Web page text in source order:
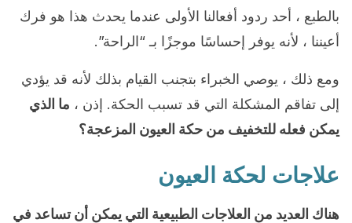
بالطبع ، أحد ردود أفعالنا الأولى عندما يحدث هذا هو فرك
أعيننا ، لأنه يوفر إحساسًا موجزًا بـ “الراحة”.
ومع ذلك ، يوصي الخبراء بتجنب القيام بذلك لأنه قد يؤدي
إلى تفاقم المشكلة التي قد تسبب الحكة. إذن ، ما الذي
يمكن فعله للتخفيف من حكة العيون المزعجة؟
علاجات لحكة العيون
هناك العديد من العلاجات الطبيعية التي يمكن أن تساعد في